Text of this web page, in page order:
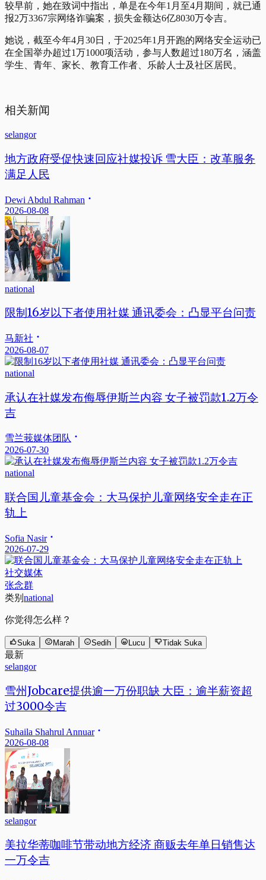
较早前，她在致词中指出，单是在今年1月至4月期间，就已通
报2万3367宗网络诈骗案，损失金额达6亿8030万令吉。
她说，截至今年4月30日，于2025年1月开跑的网络安全运动已
在全国举办超过1万1000项活动，参与人数超过180万名，涵盖
学生、青年、家长、教育工作者、乐龄人士及社区居民。
相关新闻
selangor
地方政府受促快速回应社媒投诉 雪大臣：改革服务
满足人民
Dewi Abdul Rahman
2026-08-08
national
限制16岁以下者使用社媒 通讯委会：凸显平台问责
马新社
2026-08-07
national
承认在社媒发布侮辱伊斯兰内容 女子被罚款1.2万令
吉
雪兰莪媒体团队
2026-07-30
national
联合国儿童基金会：大马保护儿童网络安全走在正
轨上
Sofia Nasir
2026-07-29
社交媒体
张念群
类别 national
你觉得怎么样？
Suka Marah Sedih Lucu Tidak Suka
最新
selangor
雪州Jobcare提供逾一万份职缺 大臣：逾半薪资超
过3000令吉
Suhaila Shahrul Annuar
2026-08-08
selangor
美拉华蒂咖啡节带动地方经济 商贩去年单日销售达
一万令吉